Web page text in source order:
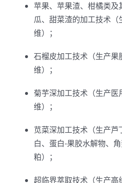
苹果、苹果渣、柑橘类及
瓜、甜菜渣的加工技术
维）；
石榴皮加工技术（生产果
维）；
菊芋深加工技术（生产
维）；
苋菜深加工技术（生产
白、蛋白-果胶水解物、
粕）；
超临界萃取技术（生产